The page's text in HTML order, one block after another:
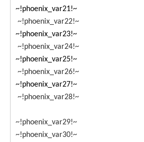
~!phoenix_var21!~
~!phoenix_var22!~
~!phoenix_var23!~
~!phoenix_var24!~
~!phoenix_var25!~
~!phoenix_var26!~
~!phoenix_var27!~
~!phoenix_var28!~
~!phoenix_var29!~
~!phoenix_var30!~